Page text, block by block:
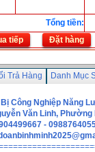
Tổng tiền:
tiếp
Đặt hàng
Trả Hàng
Danh Mục
Công Nghiệp Năng
Văn Linh, Phường
-